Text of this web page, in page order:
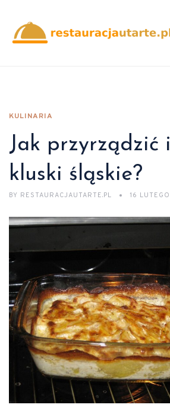
KULINARIA
Jak przyrządzić
kluski śląskie?
BY RESTAURACJAUTARTE.PL 16